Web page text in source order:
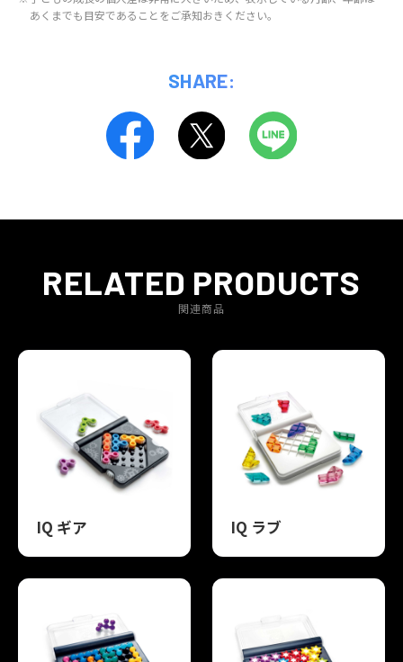
あくまでも目安であることをご承知おきください。
SHARE:
RELATED PRODUCTS
関連商品
IQ ギア IQ ラブ